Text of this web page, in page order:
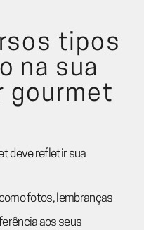
tipos
na sua
gourmet
deve refletir sua
fotos, lembranças
aos seus